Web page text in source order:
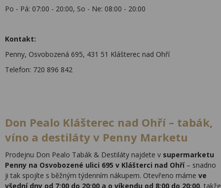
Po - Pá: 07:00 - 20:00, So - Ne: 08:00 - 20:00
Kontakt:
Penny, Osvobozená 695, 431 51 Klášterec nad Ohří
Telefon: 720 896 842
Don Pealo Klášterec nad Ohří – tabák,
víno a destiláty v Penny Marketu
Prodejnu Don Pealo Tabák & Destiláty najdete v supermarketu
Penny na Osvobozené ulici 695 v Klášterci nad Ohří– snadno
ji tak spojíte s běžným týdenním nákupem. Otevřeno máme ve
všední dny od 7:00 do 20:00 a o víkendu od 8:00 do 20:00, takže